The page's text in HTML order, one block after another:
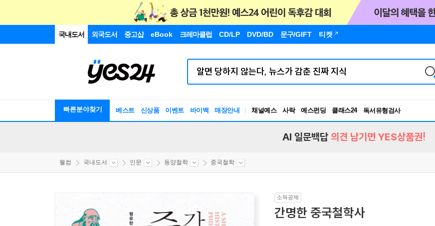
국내도서 외국도서 중고샵 eBook 크레마클럽 CD/LP DVD/BD 문구/GIFT 티켓
빠른분야찾기 베스트 신상품 이벤트 바이백 매장안내 채널예스 사락 예스펀딩 클래스24
독서유형검사
RBTI Lab
AI 일문백답 의견 남기면 YES상품권!
웰컴 국내도서 인문 동양철학 중국철학
소득공제
간명한 중국철학사